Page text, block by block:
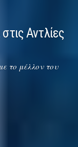
Αντλίες
το μέλλον του